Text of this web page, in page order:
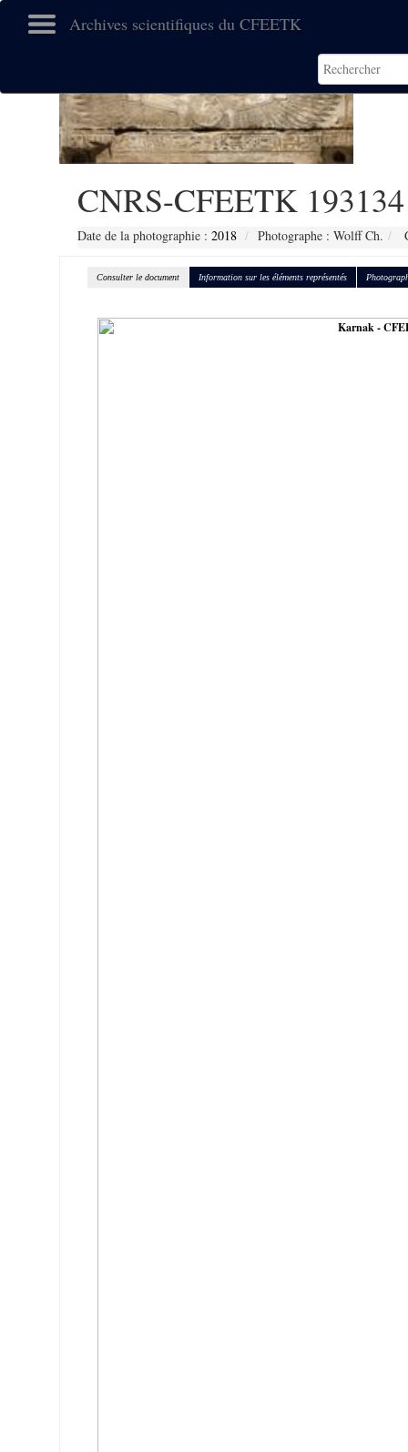
Archives scientifiques du CFEETK
CNRS-CFEETK 193134
Date de la photographie : 2018 Photographe : Wolff Ch.
Consulter le document Information sur les éléments représentés